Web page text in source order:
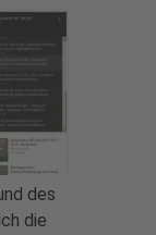
des
die